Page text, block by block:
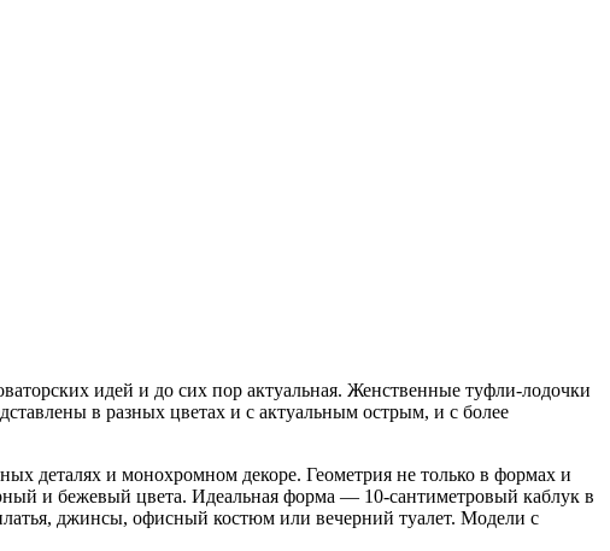
идей и до сих пор актуальная. Женственные туфли-лодочки
в разных цветах и с актуальным острым, и с более
деталях и монохромном декоре. Геометрия не только в формах и
и бежевый цвета. Идеальная форма — 10-сантиметровый каблук в
джинсы, офисный костюм или вечерний туалет. Модели с